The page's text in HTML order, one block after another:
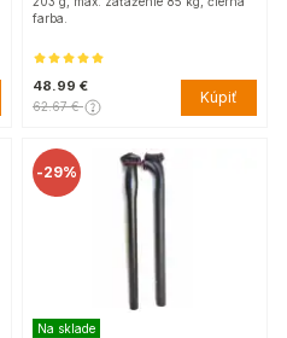
farba.
48.99 €
62.67 € Kúpiť
-29%
Na sklade